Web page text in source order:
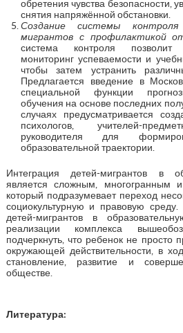
обретения чувства безопасности,
снятия напряжённой обстановки.
Создание системы
мигрантов с профилактикой
система контроля позволит
мониторинг успеваемости и
чтобы затем устранить
Предлагается введение в
специальной функции
обучения на основе последних
случаях предусматривается
психологов, учителей-
руководителя для
образовательной траектории.
Интеграция детей-мигрантов в
является сложным, многогранным
который подразумевает переход
социокультурную и правовую среду.
детей-мигрантов в
реализации комплекса
подчеркнуть, что ребенок не просто
окружающей действительности, в
становление, развитие и
обществе.
Литература: